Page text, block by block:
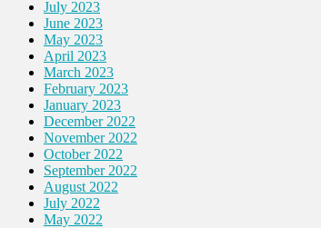
July 2023
June 2023
May 2023
April 2023
March 2023
February 2023
January 2023
December 2022
November 2022
October 2022
September 2022
August 2022
July 2022
May 2022